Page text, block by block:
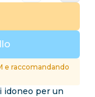
e raccomandando
idoneo per un